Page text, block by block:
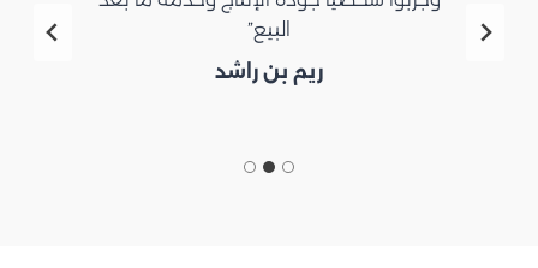
البيع”
ريم بن راشد